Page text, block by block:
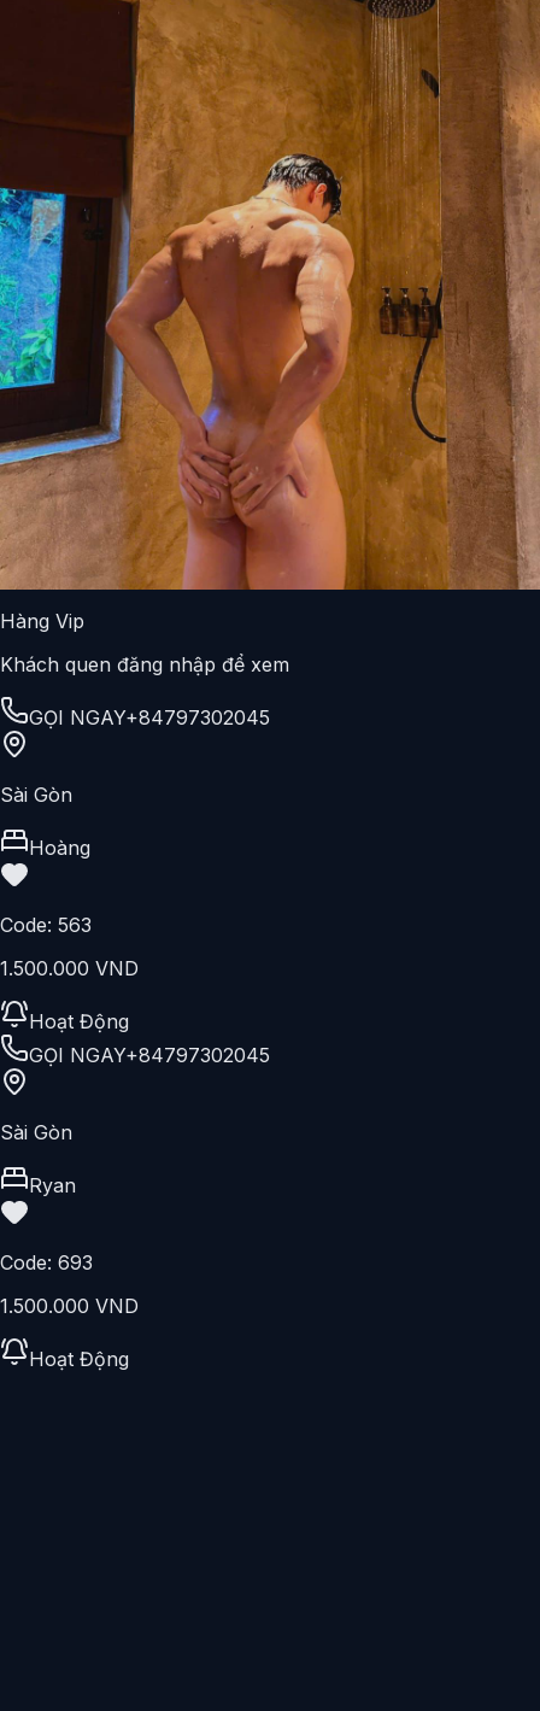
Hàng Vip
Khách quen đăng nhập để xem
GỌI NGAY+84797302045
Sài Gòn
Hoàng
Code: 563
1.500.000 VND
Hoạt Động